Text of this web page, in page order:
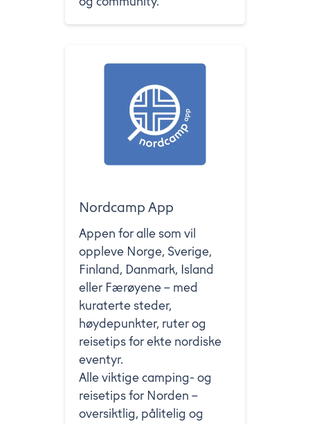
Nordcamp App
Appen for alle som vil
oppleve Norge, Sverige,
Finland, Danmark, Island
eller Færøyene – med
kuraterte steder,
høydepunkter, ruter og
reisetips for ekte nordiske
eventyr.
Alle viktige camping- og
reisetips for Norden –
oversiktlig, pålitelig og